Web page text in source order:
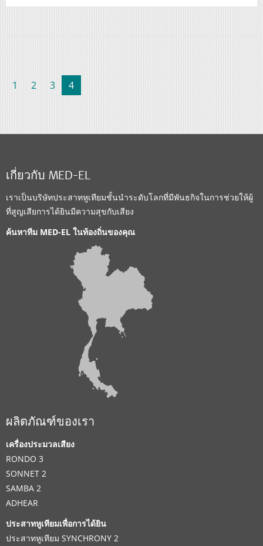
1 2 3 4(current)
เกี่ยวกับ MED-EL
เราเป็นบริษัทประสาทหูเทียมชั้นนำระดับโลกที่มีพันธกิจในการช่วยให้ผู้
ที่สูญเสียการได้ยินมีความสุขกับเสียง
ค้นหาทีม MED-EL ในท้องถิ่นของคุณ
ผลิตภัณฑ์ของเรา
เครื่องประมวลเสียง
RONDO 3
SONNET 2
SAMBA 2
ADHEAR
ประสาทหูเทียมเพื่อการได้ยิน
ประสาทหูเทียม SYNCHRONY 2